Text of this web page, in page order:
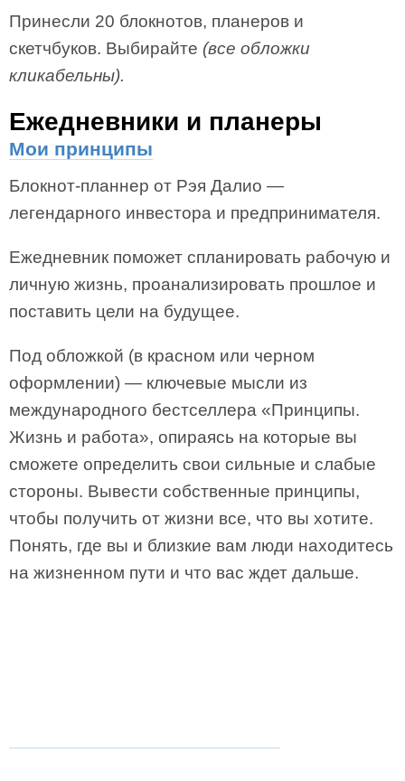
Принесли 20 блокнотов, планеров и
скетчбуков. Выбирайте (все обложки
кликабельны).
Ежедневники и планеры
Мои принципы
Блокнот-планнер от Рэя Далио —
легендарного инвестора и предпринимателя.
Ежедневник поможет спланировать рабочую и
личную жизнь, проанализировать прошлое и
поставить цели на будущее.
Под обложкой (в красном или черном
оформлении) — ключевые мысли из
международного бестселлера «Принципы.
Жизнь и работа», опираясь на которые вы
сможете определить свои сильные и слабые
стороны. Вывести собственные принципы,
чтобы получить от жизни все, что вы хотите.
Понять, где вы и близкие вам люди находитесь
на жизненном пути и что вас ждет дальше.